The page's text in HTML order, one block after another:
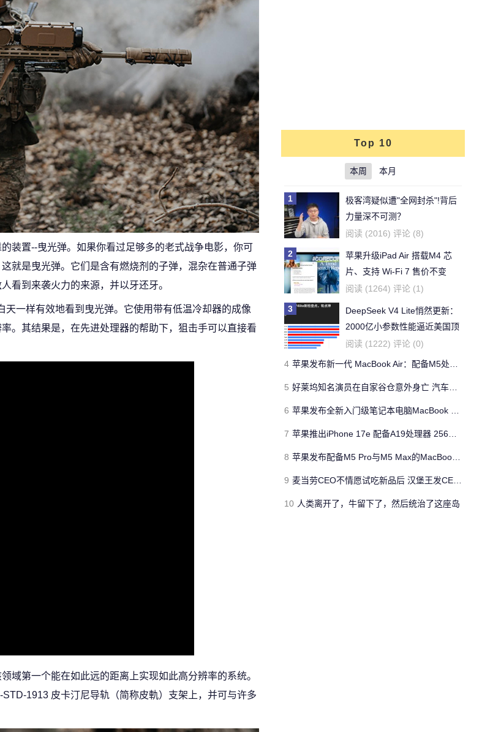
装置--曳光弹。如果你看过足够多的老式战争电影，你可
就是曳光弹。它们是含有燃烧剂的子弹，混杂在普通子弹
看到来袭火力的来源，并以牙还牙。
一样有效地看到曳光弹。它使用带有低温冷却器的成像
。其结果是，在先进处理器的帮助下，狙击手可以直接看
域第一个能在如此远的距离上实现如此高分辨率的系统。
1913 皮卡汀尼导轨（简称皮軌）支架上，并可与许多
Top 10
本周 本月
1
极客湾疑似遭"全网封杀"!背后
力量深不可测？
阅读 (2016) 评论 (8)
2
苹果升级iPad Air 搭载M4 芯
片、支持 Wi‑Fi 7 售价不变
阅读 (1264) 评论 (1)
3
DeepSeek V4 Lite悄然更新：
2000亿小参数性能逼近美国顶
流
阅读 (1222) 评论 (0)
4 苹果发布新一代 MacBook Air：配备M5处理器 性能、存储与 AI 全面升级 ​
5 好莱坞知名演员在自家谷仓意外身亡 汽车搭电时突然自燃
6 苹果发布全新入门级笔记本电脑MacBook Neo 起售价599美元
7 苹果推出iPhone 17e 配备A19处理器 256GB容量起步 刘海屏依旧
8 苹果发布配备M5 Pro与M5 Max的MacBook Pro 本地AI能力再升级 ​
9 麦当劳CEO不情愿试吃新品后 汉堡王发CEO狠咬皇堡视频借势营销
10 人类离开了，牛留下了，然后统治了这座岛